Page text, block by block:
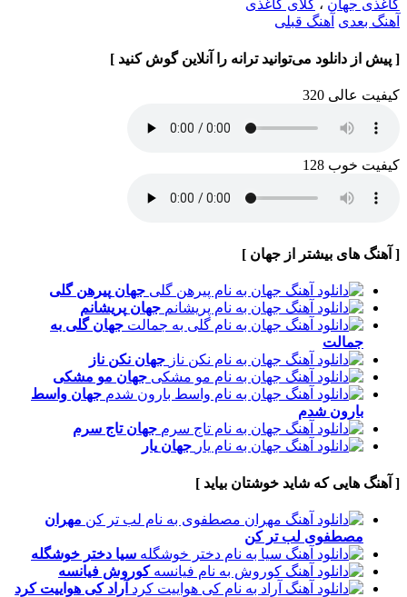
کاغذی جهان ، گلای کاغذی
آهنگ بعدی آهنگ قبلی
[ پیش از دانلود می‌توانید ترانه را آنلاین گوش کنید ]
کیفیت عالی 320
کیفیت خوب 128
[ آهنگ های بیشتر از جهان ]
جهان پیرهن گلی
جهان پریشانم
جهانگلی به
جمالت
جهان نکن ناز
جهان مو مشکی
جهان واسط
بارون شدم
جهانتاج سرم
جهان یار
[ آهنگ هایی که شاید خوشتان بیاید ]
مهران
مصطفوی لب تر کن
سیا دختر خوشگله
کوروش فیانسه
آرادکی هواییت کرد